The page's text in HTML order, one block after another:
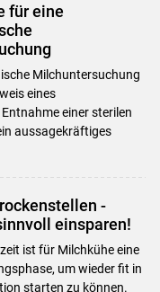
für eine
Milchuntersuchung
eines
einer sterilen
aussagekräftiges
-
einsparen!
ist für Milchkühe eine
um wieder fit in
starten zu können.